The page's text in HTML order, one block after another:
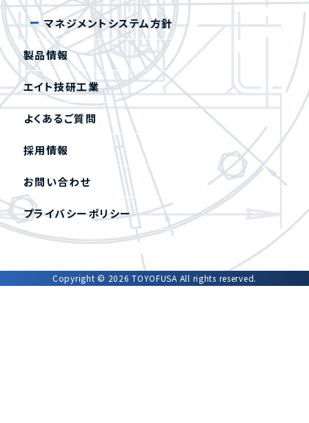
マネジメントシステム方針
製品情報
エイト技研工業
よくあるご質問
採用情報
お問い合わせ
プライバシーポリシー
Copyright © 2026 TOYOFUSA All rights reserved.